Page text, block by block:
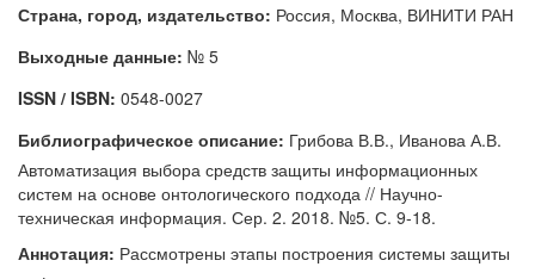
Страна, город, издательство: Россия, Москва, ВИНИТИ РАН
Выходные данные: № 5
ISSN / ISBN: 0548-0027
Библиографическое описание: Грибова В.В., Иванова А.В.
Автоматизация выбора средств защиты информационных
систем на основе онтологического подхода // Научно-
техническая информация. Сер. 2. 2018. №5. С. 9-18.
Аннотация: Рассмотрены этапы построения системы защиты